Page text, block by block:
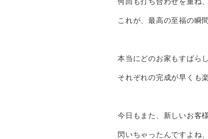
これが、最高の至福の瞬間
本当にどのお家もすばらし
それぞれの完成が早くも
今日もまた、新しいお客
閃いちゃったんですよね